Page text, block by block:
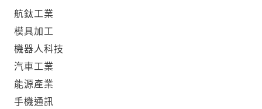
航鈦工業
模具加工
機器人科技
汽車工業
能源產業
手機通訊